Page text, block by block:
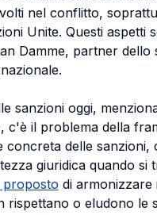
nel conflitto,
Unite. Questi aspetti
Damme, partner dello
sanzioni oggi,
il problema della
delle sanzioni,
giuridica quando si
proposto di armonizzare
o eludono le